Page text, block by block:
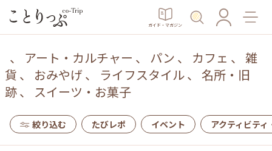
ガイド・マガジン
、 アート・カルチャー 、 パン 、 カフェ 、 雑
貨 、 おみやげ 、 ライフスタイル、 名所・旧
跡、 スイーツ・お菓子
絞り込む たびレポ イベント アクティビティ